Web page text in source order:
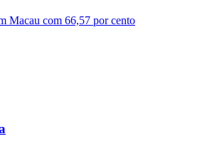
Macau com 66,57 por cento